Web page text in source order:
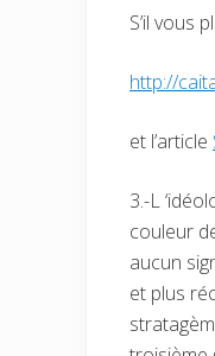
S’il vous
http://
et l’article
3.-L
couleur
aucun
et plus